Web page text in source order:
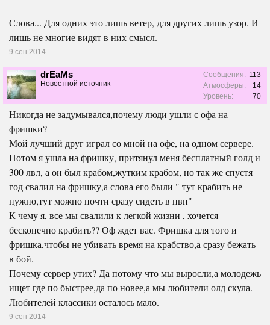
Слова... Для одних это лишь ветер, для других лишь узор. И
лишь не многие видят в них смысл.
9 сен 2014
drEaMs
Новостной источник
Сообщения: 113
Атмосферы:
14
Уровень:
70
Никогда не задумывался,почему люди ушли с офа на
фришки?
Мой лучший друг играл со мной на офе, на одном сервере.
Потом я ушла на фришку, притянул меня бесплатный голд и
300 лвл, а он был крабом,жутким крабом, но так же спустя
год свалил на фришку,а слова его были " тут крабить не
нужно,тут можно почти сразу сидеть в пвп"
К чему я, все мы свалили к легкой жизни , хочется
бесконечно крабить?? Оф ждет вас. Фришка для того и
фришка,чтобы не убивать время на крабство,а сразу бежать
в бой.
Почему сервер утих? Да потому что мы выросли,а молодежь
ищет где по быстрее,да по новее,а мы любители олд скула.
Любителей классики осталось мало.
9 сен 2014